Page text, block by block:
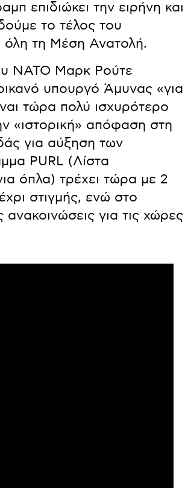
επιδιώκει την ειρήνη και
το τέλος του
όλη τη Μέση Ανατολή.
ΝΑΤΟ Μαρκ Ρούτε
υπουργό Άμυνας «για
τώρα πολύ ισχυρότερο
«ιστορική» απόφαση στη
για αύξηση των
PURL (Λίστα
όπλα) τρέχει τώρα με 2
στιγμής, ενώ στο
για τις χώρες